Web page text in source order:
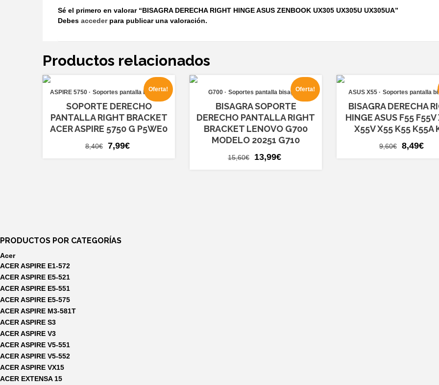
Sé el primero en valorar “BISAGRA DERECHA RIGHT HINGE ASUS ZENBOOK UX305 UX305U UX305UA”
Debes accederpara publicar una valoración.
Productos relacionados
Oferta!
ASPIRE 5750 Soportes pantalla bisagras
SOPORTE DERECHO
PANTALLA RIGHT BRACKET
ACER ASPIRE 5750 G P5WE0
8,40€
El
7,99€
Oferta!
G700 Soportes pantalla bisagras
BISAGRA SOPORTE
DERECHO PANTALLA RIGHT
BRACKET LENOVO G700
MODELO 20251 G710
15,60€
El
13,99€
ASUS X55 Soportes pantalla
BISAGRA DERECHA
HINGE ASUS F55 F55V
X55V X55 K55 K55A
9,60€
El
8,49€
PRODUCTOS POR CATEGORÍAS
Acer
ACER ASPIRE E1-572
ACER ASPIRE E5-521
ACER ASPIRE E5-551
ACER ASPIRE E5-575
ACER ASPIRE M3-581T
ACER ASPIRE S3
ACER ASPIRE V3
ACER ASPIRE V5-551
ACER ASPIRE V5-552
ACER ASPIRE VX15
ACER EXTENSA 15